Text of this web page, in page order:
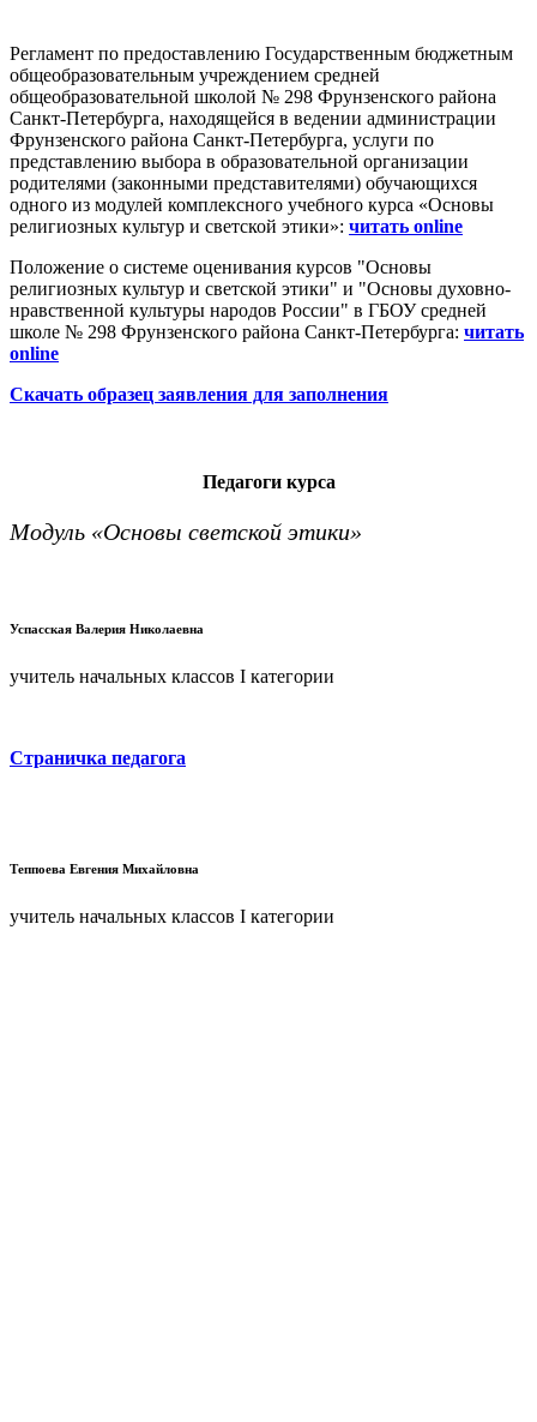
Регламент по предоставлению Государственным бюджетным
общеобразовательным учреждением средней
общеобразовательной школой № 298 Фрунзенского района
Санкт-Петербурга, находящейся в ведении администрации
Фрунзенского района Санкт-Петербурга, услуги по
представлению выбора в образовательной организации
родителями (законными представителями) обучающихся
одного из модулей комплексного учебного курса «Основы
религиозных культур и светской этики»: читать online
Положение о системе оценивания курсов "Основы
религиозных культур и светской этики" и "Основы духовно-
нравственной культуры народов России" в ГБОУ средней
школе № 298 Фрунзенского района Санкт-Петербурга: читать
online
Скачать образец заявления для заполнения
Педагоги курса
Модуль «Основы светской этики»
Успасская Валерия Николаевна
учитель начальных классов I категории
Страничка педагога
Теппоева Евгения Михайловна
учитель начальных классов I категории